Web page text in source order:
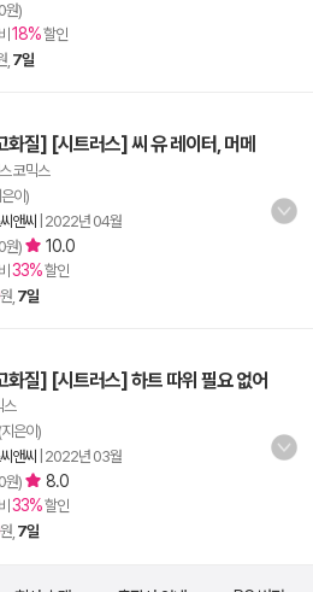
원)
18%할인
, 7일
질] [시트러스] 씨 유 레이터, 머메
코믹스
이)
앤씨
2022년 04월
원) 10.0
33%할인
원, 7일
화질] [시트러스] 하트 따위 필요 없어
스
(지은이)
앤씨
2022년 03월
원) 8.0
33%할인
원, 7일